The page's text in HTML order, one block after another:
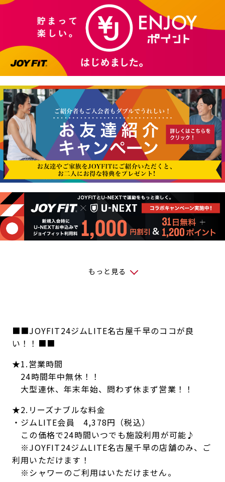
もっと見る
■■JOYFIT24ジムLITE名古屋千早のココが良
い！！■■
★1.営業時間
24時間年中無休！！
大型連休、年末年始、問わず休まず営業！！
★2.リーズナブルな料金
・ジムLITE会員 4,378円（税込）
この価格で24時間いつでも施設利用が可能♪
※JOYFIT24ジムLITE名古屋千早の店舗のみ、ご
利用いただけます！
※シャワーのご利用はいただけません。